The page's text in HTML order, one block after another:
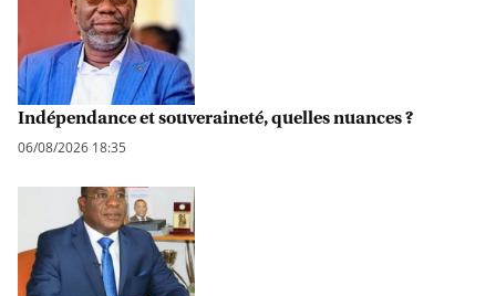
Indépendance et souveraineté, quelles nuances ?
06/08/2026 18:35